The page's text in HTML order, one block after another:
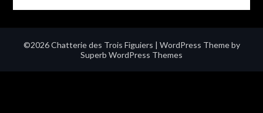
©2026 Chatterie des Trois Figuiers | WordPress Theme by
Superb WordPress Themes